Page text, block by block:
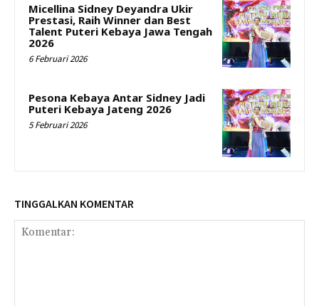
Micellina Sidney Deyandra Ukir
Prestasi, Raih Winner dan Best
Talent Puteri Kebaya Jawa Tengah
2026
6 Februari 2026
Pesona Kebaya Antar Sidney Jadi
Puteri Kebaya Jateng 2026
5 Februari 2026
TINGGALKAN KOMENTAR